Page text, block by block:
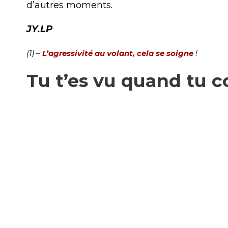
d’autres moments.
JY.LP
(1) – L’agressivité au volant, cela se soigne !
Tu t’es vu quand tu